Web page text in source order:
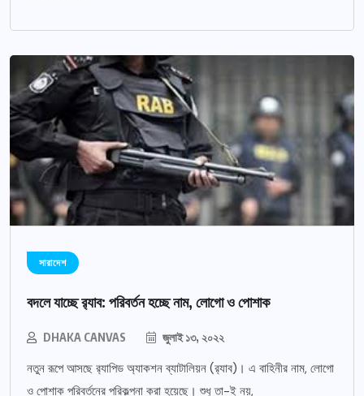
সারাদেশ
বদলে যাচ্ছে র‌্যাব: পরিবর্তন হচ্ছে নাম, লোগো ও পোশাক
DHAKA CANVAS জুলাই ১৩, ২০২২
নতুন রূপে আসছে র‌্যাপিড অ্যাকশন ব্যাটালিয়ন (র‌্যাব)। এ বাহিনীর নাম, লোগো
ও পোশাক পরিবর্তনের পরিকল্পনা করা হয়েছে। শুধু তা-ই নয়,